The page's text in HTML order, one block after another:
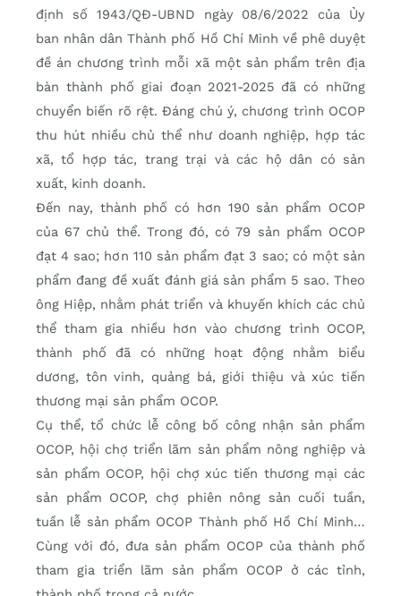
định số 1943/QĐ-UBND ngày 08/6/2022 của Ủy
ban nhân dân Thành phố Hồ Chí Minh về phê duyệt
đề án chương trình mỗi xã một sản phẩm trên địa
bàn thành phố giai đoạn 2021-2025 đã có những
chuyển biến rõ rệt. Đáng chú ý, chương trình OCOP
thu hút nhiều chủ thể như doanh nghiệp, hợp tác
xã, tổ hợp tác, trang trại và các hộ dân có sản
xuất, kinh doanh.
Đến nay, thành phố có hơn 190 sản phẩm OCOP
của 67 chủ thể. Trong đó, có 79 sản phẩm OCOP
đạt 4 sao; hơn 110 sản phẩm đạt 3 sao; có một sản
phẩm đang đề xuất đánh giá sản phẩm 5 sao. Theo
ông Hiệp, nhằm phát triển và khuyến khích các chủ
thể tham gia nhiều hơn vào chương trình OCOP,
thành phố đã có những hoạt động nhằm biểu
dương, tôn vinh, quảng bá, giới thiệu và xúc tiến
thương mại sản phẩm OCOP.
Cụ thể, tổ chức lễ công bố công nhận sản phẩm
OCOP, hội chợ triển lãm sản phẩm nông nghiệp và
sản phẩm OCOP, hội chợ xúc tiến thương mại các
sản phẩm OCOP, chợ phiên nông sản cuối tuần,
tuần lễ sản phẩm OCOP Thành phố Hồ Chí Minh…
Cùng với đó, đưa sản phẩm OCOP của thành phố
tham gia triển lãm sản phẩm OCOP ở các tỉnh,